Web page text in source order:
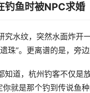
钓鱼时被NPC求婚
究水纹，突然水面炸开
珠”。更离谱的是，
知道，杭州钓客不仅是
就是那个钓到传说鱼种